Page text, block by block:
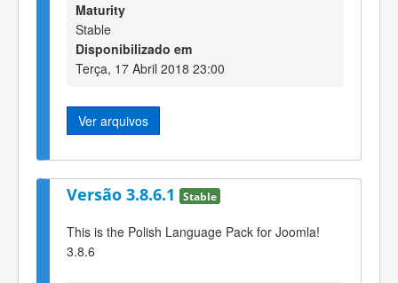
Maturity
Stable
Disponibilizado em
Terça, 17 Abril 2018 23:00
Ver arquivos
Versão 3.8.6.1 Stable
This is the Polish Language Pack for Joomla!
3.8.6